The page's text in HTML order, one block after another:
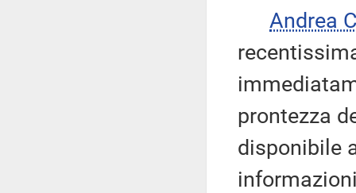
Andrea
prontezza
disponibile